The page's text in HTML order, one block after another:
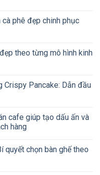
phê đẹp chinh phục
theo từng mô hình kinh
Crispy Pancake: Dẫn đầu
cafe giúp tạo dấu ấn và
hàng
quyết chọn bàn ghế theo